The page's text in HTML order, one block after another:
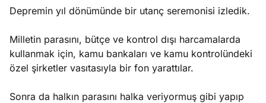
Yazıları
Yazıları
Yazıları
Depremin yıl dönümünde bir utanç seremonisi izledik.
Milletin parasını, bütçe ve kontrol dışı harcamalarda
kullanmak için, kamu bankaları ve kamu kontrolündeki
özel şirketler vasıtasıyla bir fon yarattılar.
Sonra da halkın parasını halka veriyormuş gibi yapıp